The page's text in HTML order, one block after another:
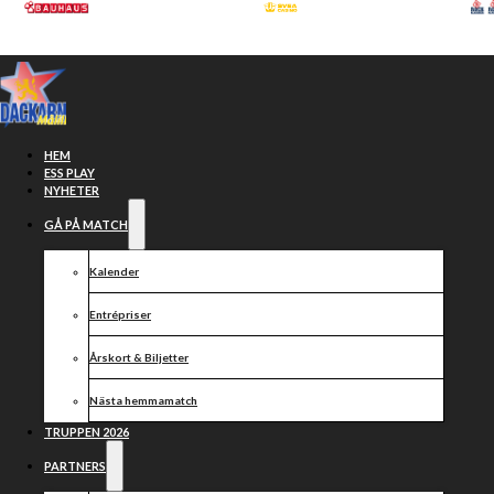
Hoppa till huvudinnehåll
HEM
ESS PLAY
NYHETER
GÅ PÅ MATCH
Kalender
Entrépriser
Årskort & Biljetter
Nästa hemmamatch
TRUPPEN 2026
PARTNERS
Knapp förlust